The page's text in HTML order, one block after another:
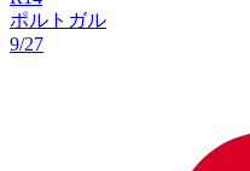
ポルトガル
9/27